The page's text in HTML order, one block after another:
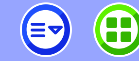
桃園市立瑞坪國民中學